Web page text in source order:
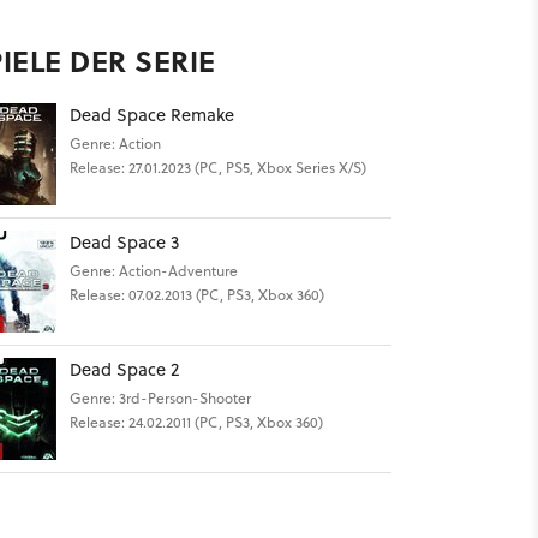
DER SERIE
Dead Space Remake
Genre: Action
Release: 27.01.2023 (PC, PS5, Xbox Series X/S)
Dead Space 3
Genre: Action-Adventure
Release: 07.02.2013 (PC, PS3, Xbox 360)
Dead Space 2
Genre: 3rd-Person-Shooter
Release: 24.02.2011 (PC, PS3, Xbox 360)